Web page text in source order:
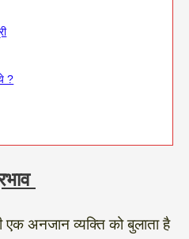
?
अनजान व्यक्ति को बुलाता है